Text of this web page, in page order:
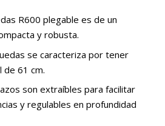
R600 plegable es de un
y robusta.
se caracteriza por tener
de 61 cm.
son extraíbles para facilitar
y regulables en profundidad